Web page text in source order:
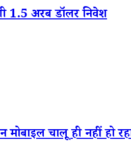
1.5 अरब डॉलर निवेश
चालू ही नहीं हो